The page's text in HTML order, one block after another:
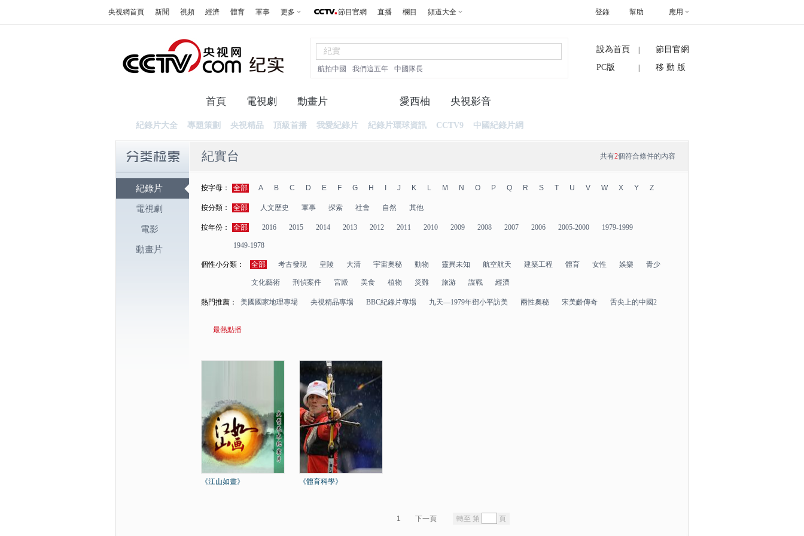
央視網首頁 新聞 視頻 經濟 體育 軍事 更多 節目官網 直播 欄目 頻道大全 幫助 應用
登錄
航拍中國 我們這五年 中國隊長
設為首頁
節目官網
PC版
移 動 版
首頁 電視劇 動畫片
紀錄片大全 專題策劃 央視精品 頂級首播 我愛紀錄片 紀錄片環球資訊 CCTV9 中國紀錄片網
愛西柚 央視影音
紀錄片
電視劇
電影
動畫片
紀實台 共有2個符合條件的內容
按字母： 全部 A B C D E F G H J K L M N O P Q R S T U V W X Y Z
按分類： 全部 人文歷史 軍事 探索 社會 自然 其他
按年份： 全部 2016 2015 2014 2013 2012 2011 2010 2009 2008 2007 2006 2005-2000 1979-1999
1949-1978
個性小分類： 全部 考古發現 皇陵 大清 宇宙奧秘 動物 靈異未知 航空航天 建築工程 體育 女性 娛樂 青少
文化藝術 刑偵案件 宮殿 美食 植物 災難 旅游 諜戰 經濟
熱門推薦： 美國國家地理專場 央視精品專場 BBC紀錄片專場 九天—1979年鄧小平訪美 兩性奧秘 宋美齡傳奇 舌尖上的中國2
最熱點播
《江山如畫》 《體育科學》
1 下一頁 轉至 第 頁